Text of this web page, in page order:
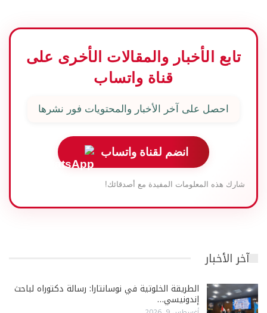
تابع الأخبار والمقالات الأخرى على
قناة واتساب
احصل على آخر الأخبار والمحتويات فور نشرها
انضم لقناة واتساب
شارك هذه المعلومات المفيدة مع أصدقائك!
آخر الأخبار
الطريقة الخلوتية في نوسانتارا: رسالة دكتوراه لباحث
إندونيسي…